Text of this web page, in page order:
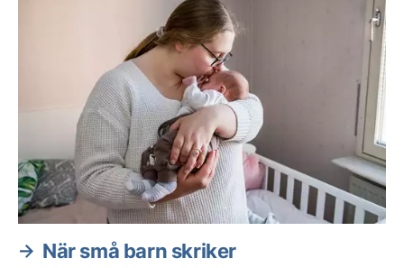
När små barn skriker